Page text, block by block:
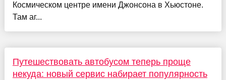
Космическом центре имени Джонсона в Хьюстоне.
Там аг...
Путешествовать автобусом теперь проще
некуда: новый сервис набирает популярность